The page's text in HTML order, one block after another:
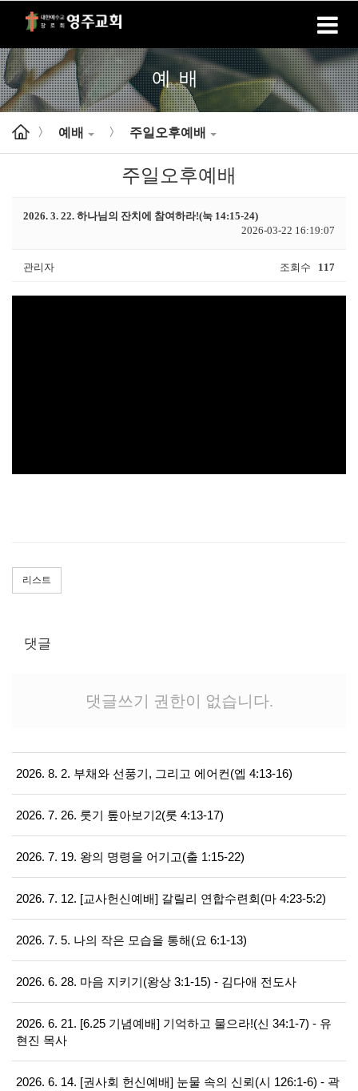
홈 로그인 회원가입
예배
> 예배 > 주일오후예배
주일오후예배
2026. 3. 22. 하나님의 잔치에 참여하라!(눅 14:15-24)
2026-03-22 16:19:07
관리자 조회수 117
리스트
댓글
댓글쓰기 권한이 없습니다.
2026. 8. 2. 부채와 선풍기, 그리고 에어컨(엡 4:13-16)
2026. 7. 26. 룻기 톺아보기2(룻 4:13-17)
2026. 7. 19. 왕의 명령을 어기고(출 1:15-22)
2026. 7. 12. [교사헌신예배] 갈릴리 연합수련회(마 4:23-5:2)
2026. 7. 5. 나의 작은 모습을 통해(요 6:1-13)
2026. 6. 28. 마음 지키기(왕상 3:1-15) - 김다애 전도사
2026. 6. 21. [6.25 기념예배] 기억하고 물으라!(신 34:1-7) - 유
현진 목사
2026. 6. 14. [권사회 헌신예배] 눈물 속의 신뢰(시 126:1-6) - 곽